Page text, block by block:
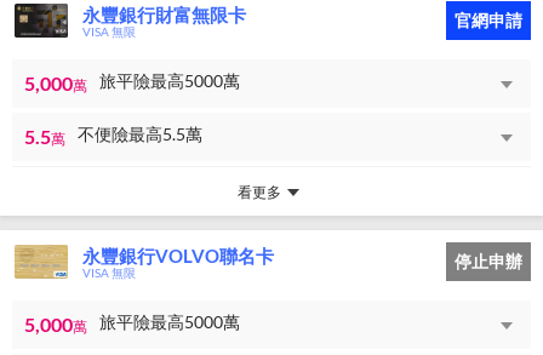
永豐銀行財富無限卡
VISA 無限
官網申請
5,000萬 旅平險最高5000萬
5.5萬 不便險最高5.5萬
看更多
永豐銀行VOLVO聯名卡
VISA 無限
停止申辦
5,000萬 旅平險最高5000萬